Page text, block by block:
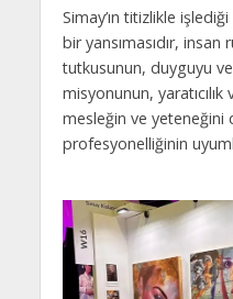
Simay’ın titizlikle
bir yansımasıdır, insan
tutkusunun, duyguyu ve
misyonunun,
mesleğin ve yeteneğini
profesyonelliğinin